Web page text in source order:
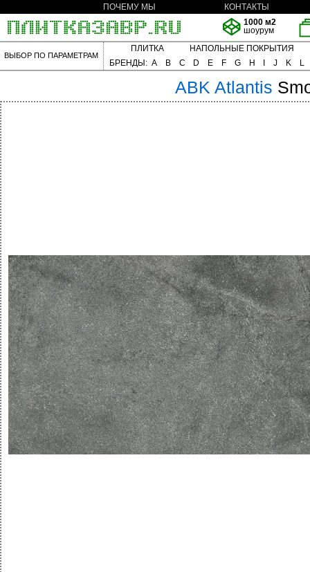
ПОЧЕМУ МЫ
КОНТАКТЫ
1000 м2
шоурум
ВЫБОР ПО ПАРАМЕТРАМ
ПЛИТКА
НАПОЛЬНЫЕ ПОКРЫТИЯ
БРЕНДЫ: A B C D E F G H J K L
ABK Atlantis